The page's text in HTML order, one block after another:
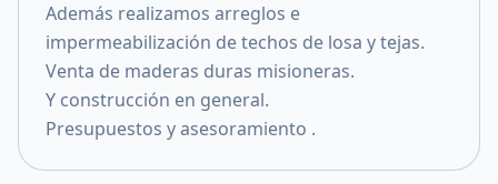
Además realizamos arreglos e
impermeabilización de techos de losa y tejas.
Venta de maderas duras misioneras.
Y construcción en general.
Presupuestos y asesoramiento .